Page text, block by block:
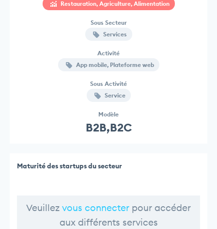
Restauration, Agriculture, Alimentation
Sous Secteur
Services
Activité
App mobile, Plateforme web
Sous Activité
Service
Modèle
B2B,B2C
Maturité des startups du secteur
Veuillez vous connecter pour accéder
aux différents services